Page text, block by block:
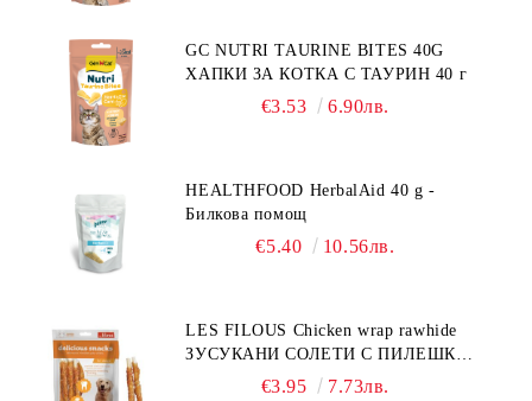
GC NUTRI TAURINE BITES 40G
ХАПКИ ЗА КОТКА С ТАУРИН 40 г
€3.53 6.90лв.
HEALTHFOOD HerbalAid 40 g -
Билкова помощ
€5.40 10.56лв.
LES FILOUS Chicken wrap rawhide
ЗУСУКАНИ СОЛЕТИ С ПИЛЕШКО,
лакомство за куче, 100 г
€3.95 7.73лв.